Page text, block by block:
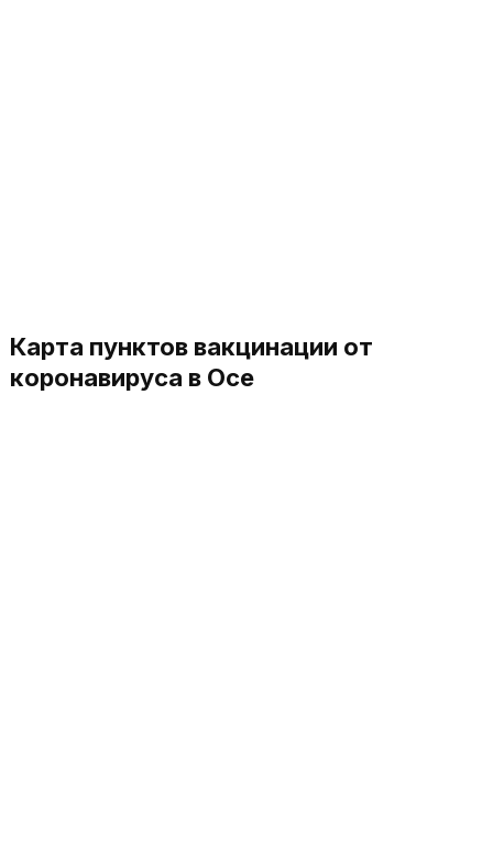
Карта пунктов вакцинации от
коронавируса в Осе